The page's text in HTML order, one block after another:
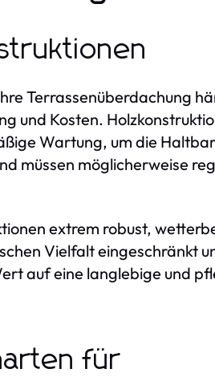
Terrassenüberdachung
und Kosten.
Wartung, um die
müssen möglicherweise
extrem robust,
Vielfalt eingeschränkt
auf eine langlebige und
für